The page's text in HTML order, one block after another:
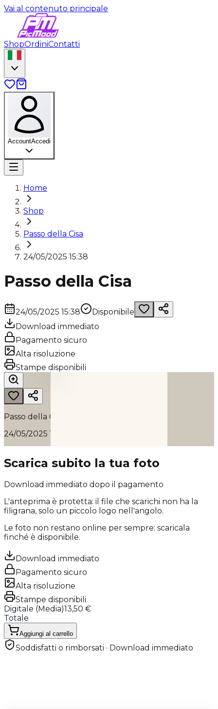
Vai al contenuto principale
ShopOrdiniContatti
AccountAccedi
Home
Shop
Passo della Cisa
24/05/2025 15:38
Passo della Cisa
24/05/2025 15:38
Disponibile
Download immediato
Pagamento sicuro
Alta risoluzione
Stampe disponibili
Passo della Cisa
24/05/2025 15:38
Scarica subito la tua foto
Download immediato dopo il pagamento
L'anteprima è protetta: il file che scarichi non ha la
filigrana, solo un piccolo logo nell'angolo.
Le foto non restano online per sempre: scaricala
finché è disponibile.
Download immediato
Pagamento sicuro
Alta risoluzione
Stampe disponibili
Digitale (Media)13,50 €
Totale
Aggiungi al carrello
Soddisfatti o rimborsati · Download immediato